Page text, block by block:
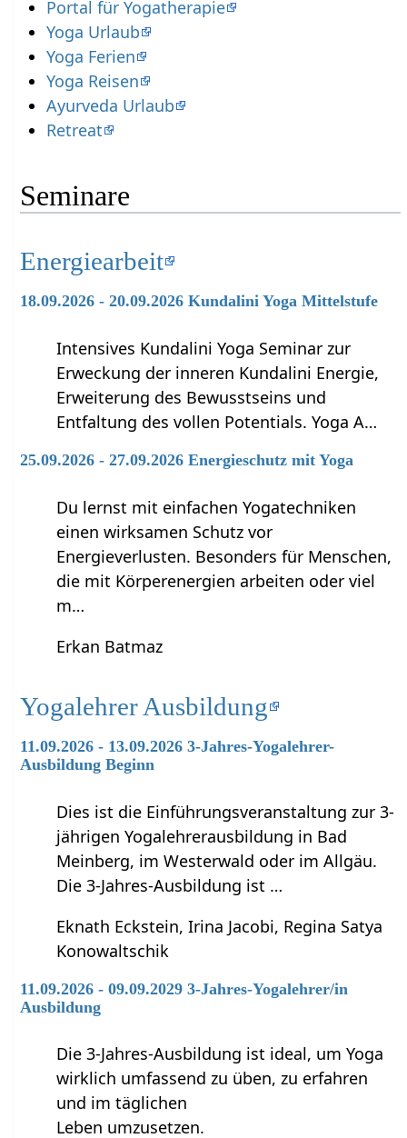
Portal für Yogatherapie
Yoga Urlaub
Yoga Ferien
Yoga Reisen
Ayurveda Urlaub
Retreat
Seminare
Energiearbeit
18.09.2026 - 20.09.2026 Kundalini Yoga Mittelstufe
Intensives Kundalini Yoga Seminar zur
Erweckung der inneren Kundalini Energie,
Erweiterung des Bewusstseins und
Entfaltung des vollen Potentials. Yoga A…
25.09.2026 - 27.09.2026 Energieschutz mit Yoga
Du lernst mit einfachen Yogatechniken
einen wirksamen Schutz vor
Energieverlusten. Besonders für Menschen,
die mit Körperenergien arbeiten oder viel
m…
Erkan Batmaz
Yogalehrer Ausbildung
11.09.2026 - 13.09.2026 3-Jahres-Yogalehrer-
Ausbildung Beginn
Dies ist die Einführungsveranstaltung zur 3-
jährigen Yogalehrerausbildung in Bad
Meinberg, im Westerwald oder im Allgäu.
Die 3-Jahres-Ausbildung ist …
Eknath Eckstein, Irina Jacobi, Regina Satya
Konowaltschik
11.09.2026 - 09.09.2029 3-Jahres-Yogalehrer/in
Ausbildung
Die 3-Jahres-Ausbildung ist ideal, um Yoga
wirklich umfassend zu üben, zu erfahren
und im täglichen
Leben umzusetzen.